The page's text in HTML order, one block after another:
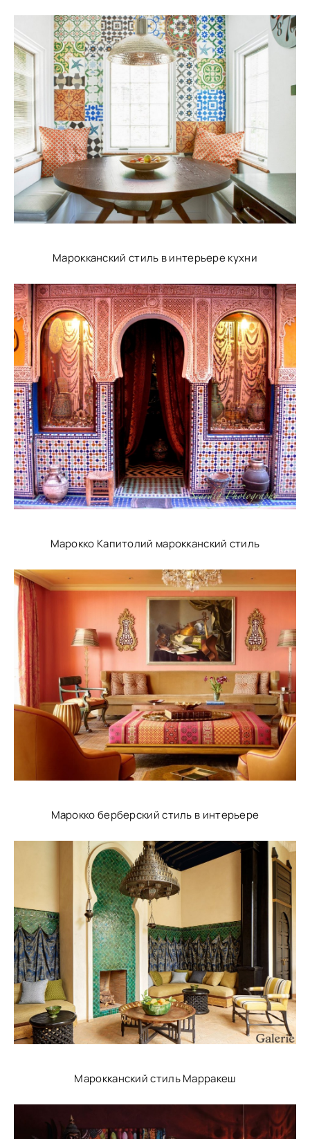
Марокканский стиль в интерьере кухни
Марокко Капитолий марокканский стиль
Марокко берберский стиль в интерьере
Марокканский стиль Марракеш